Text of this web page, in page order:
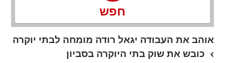
חפש
אוהב את העבודה יגאל רודה מומחה לבתי יוקרה
כובש את שוק בתי היוקרה בסביון